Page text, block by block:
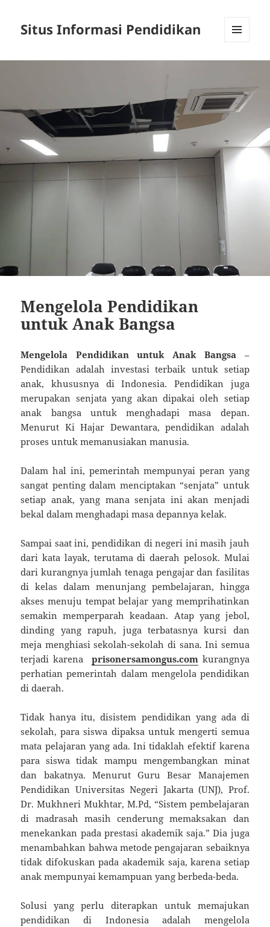
Situs Informasi Pendidikan
Mengelola Pendidikan
untuk Anak Bangsa
Mengelola Pendidikan untuk Anak Bangsa –
Pendidikan adalah investasi terbaik untuk setiap
anak, khususnya di Indonesia. Pendidikan juga
merupakan senjata yang akan dipakai oleh setiap
anak bangsa untuk menghadapi masa depan.
Menurut Ki Hajar Dewantara, pendidikan adalah
proses untuk memanusiakan manusia.
Dalam hal ini, pemerintah mempunyai peran yang
sangat penting dalam menciptakan “senjata” untuk
setiap anak, yang mana senjata ini akan menjadi
bekal dalam menghadapi masa depannya kelak.
Sampai saat ini, pendidikan di negeri ini masih jauh
dari kata layak, terutama di daerah pelosok. Mulai
dari kurangnya jumlah tenaga pengajar dan fasilitas
di kelas dalam menunjang pembelajaran, hingga
akses menuju tempat belajar yang memprihatinkan
semakin memperparah keadaan. Atap yang jebol,
dinding yang rapuh, juga terbatasnya kursi dan
meja menghiasi sekolah-sekolah di sana. Ini semua
terjadi karena prisonersamongus.com kurangnya
perhatian pemerintah dalam mengelola pendidikan
di daerah.
Tidak hanya itu, disistem pendidikan yang ada di
sekolah, para siswa dipaksa untuk mengerti semua
mata pelajaran yang ada. Ini tidaklah efektif karena
para siswa tidak mampu mengembangkan minat
dan bakatnya. Menurut Guru Besar Manajemen
Pendidikan Universitas Negeri Jakarta (UNJ), Prof.
Dr. Mukhneri Mukhtar, M.Pd, “Sistem pembelajaran
di madrasah masih cenderung memaksakan dan
menekankan pada prestasi akademik saja.” Dia juga
menambahkan bahwa metode pengajaran sebaiknya
tidak difokuskan pada akademik saja, karena setiap
anak mempunyai kemampuan yang berbeda-beda.
Solusi yang perlu diterapkan untuk memajukan
pendidikan di Indonesia adalah mengelola